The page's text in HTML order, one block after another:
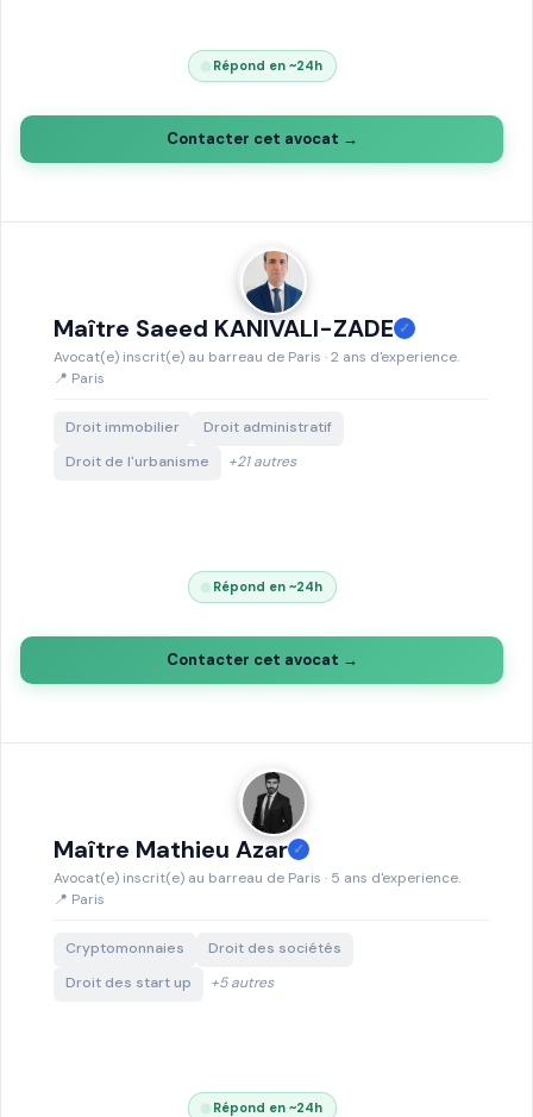
Répond en ~24h
Contacter cet avocat →
Maître Saeed KANIVALI-ZADE ✓
Avocat(e) inscrit(e) au barreau de Paris · 2 ans d'experience.
📍 Paris
Droit immobilier
Droit administratif
Droit de l'urbanisme
+21 autres
Répond en ~24h
Contacter cet avocat →
Maître Mathieu Azar ✓
Avocat(e) inscrit(e) au barreau de Paris · 5 ans d'experience.
📍 Paris
Cryptomonnaies
Droit des sociétés
Droit des start up
+5 autres
Répond en ~24h